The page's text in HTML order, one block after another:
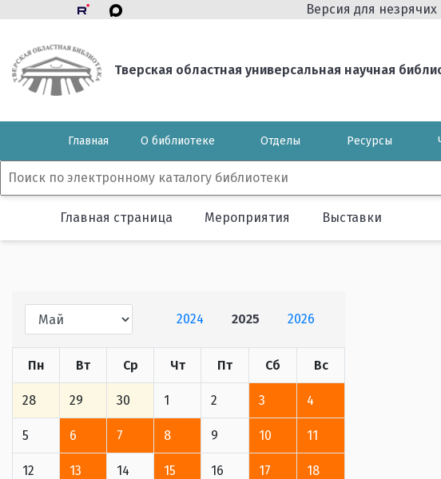
Версия для незрячих
Тверская областная универсальная научная
Главная О библиотеке Отделы Ресурсы
Главная страница Мероприятия Выставки
2024 2025 2026
Пн Вт Ср Чт Пт Сб Вс
28 29 30 1 2 3 4
5 6 7 8 9 10 11
12 13 14 15 16 17 18